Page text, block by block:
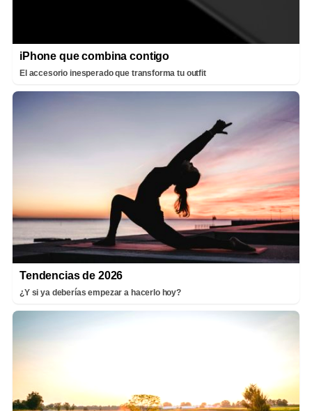
iPhone que combina contigo
El accesorio inesperado que transforma tu outfit
Tendencias de 2026
¿Y si ya deberías empezar a hacerlo hoy?